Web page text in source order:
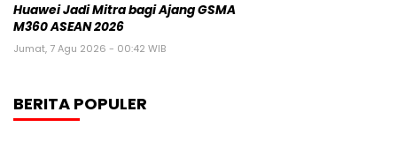
Huawei Jadi Mitra bagi Ajang GSMA
M360 ASEAN 2026
Jumat, 7 Agu 2026 - 00:42 WIB
BERITA POPULER